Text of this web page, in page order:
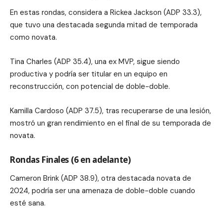
En estas rondas, considera a Rickea Jackson (ADP 33.3),
que tuvo una destacada segunda mitad de temporada
como novata.
Tina Charles (ADP 35.4), una ex MVP, sigue siendo
productiva y podría ser titular en un equipo en
reconstrucción, con potencial de doble-doble.
Kamilla Cardoso (ADP 37.5), tras recuperarse de una lesión,
mostró un gran rendimiento en el final de su temporada de
novata.
Rondas Finales (6 en adelante)
Cameron Brink (ADP 38.9), otra destacada novata de
2024, podría ser una amenaza de doble-doble cuando
esté sana.